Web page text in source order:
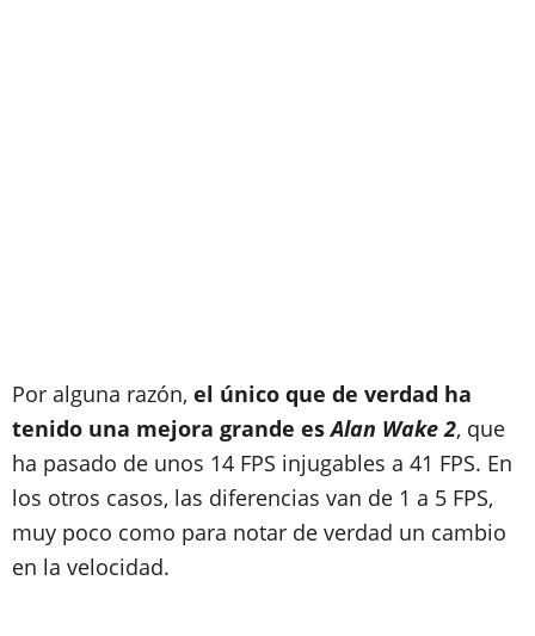
Por alguna razón, el único que de verdad ha
tenido una mejora grande esAlan Wake 2, que
ha pasado de unos 14 FPS injugables a 41 FPS. En
los otros casos, las diferencias van de 1 a 5 FPS,
muy poco como para notar de verdad un cambio
en la velocidad.